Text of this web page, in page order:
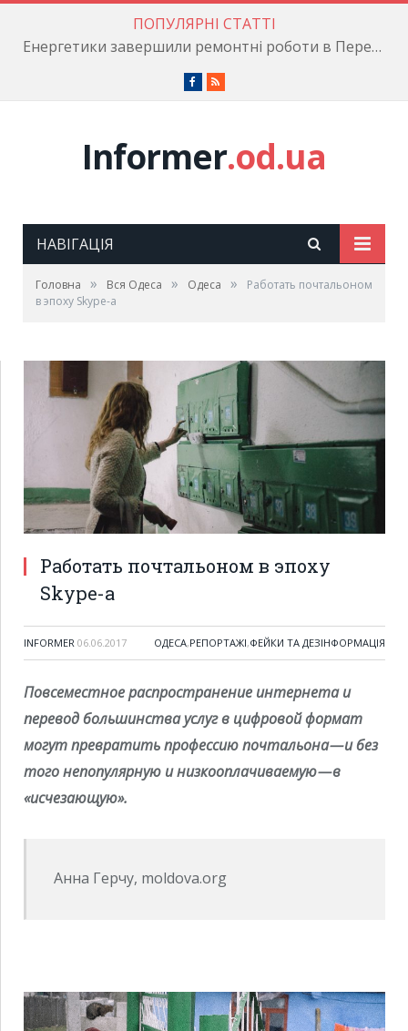
ПОПУЛЯРНІ СТАТТІ
Енергетики завершили ремонтні роботи в Пересипському районі
Facebook
RSS
Informer.od.ua
НАВІГАЦІЯ
Головна » Вся Одеса » Одеса »
Работать почтальоном
в эпоху Skype-а
Работать почтальоном в эпоху
Skype-а
INFORMER 06.06.2017 ОДЕСА,РЕПОРТАЖІ,ФЕЙКИ ТА ДЕЗІНФОРМАЦІЯ
Повсеместное распространение интернета и
перевод большинства услуг в цифровой формат
могут превратить профессию почтальона — и без
того непопулярную и низкооплачиваемую — в
«исчезающую».
Анна Герчу, moldova.org